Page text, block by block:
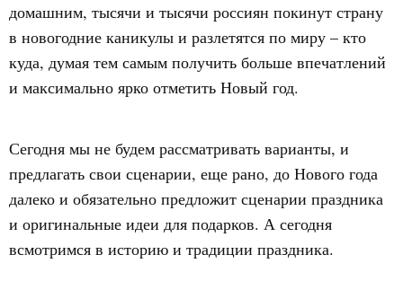
домашним, тысячи и тысячи россиян покинут страну
в новогодние каникулы и разлетятся по миру – кто
куда, думая тем самым получить больше впечатлений
и максимально ярко отметить Новый год.
Сегодня мы не будем рассматривать варианты, и
предлагать свои сценарии, еще рано, до Нового года
далеко и обязательно предложит сценарии праздника
и оригинальные идеи для подарков. А сегодня
всмотримся в историю и традиции праздника.